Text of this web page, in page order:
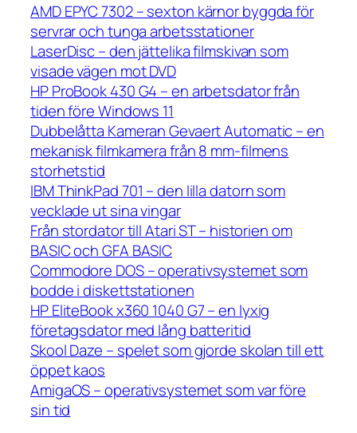
AMD EPYC 7302 – sexton kärnor byggda för
servrar och tunga arbetsstationer
LaserDisc – den jättelika filmskivan som
visade vägen mot DVD
HP ProBook 430 G4 – en arbetsdator från
tiden före Windows 11
Dubbelåtta Kameran Gevaert Automatic – en
mekanisk filmkamera från 8 mm-filmens
storhetstid
IBM ThinkPad 701 – den lilla datorn som
vecklade ut sina vingar
Från stordator till Atari ST – historien om
BASIC och GFA BASIC
Commodore DOS – operativsystemet som
bodde i diskettstationen
HP EliteBook x360 1040 G7 – en lyxig
företagsdator med lång batteritid
Skool Daze – spelet som gjorde skolan till ett
öppet kaos
AmigaOS – operativsystemet som var före
sin tid